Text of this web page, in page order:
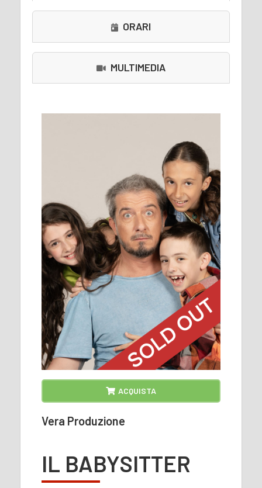
ORARI
MULTIMEDIA
ACQUISTA
Vera Produzione
IL BABYSITTER